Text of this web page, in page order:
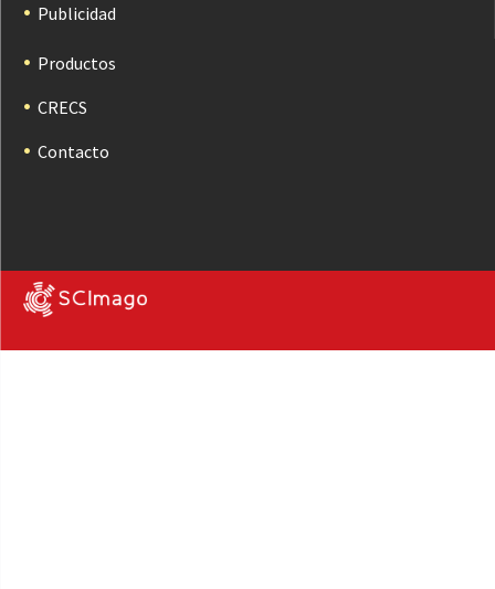
Publicidad
Productos
CRECS
Contacto